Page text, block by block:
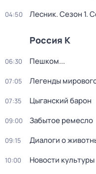
04:50 Лесник. Сезон 1.
Россия К
06:30 Пешком...
07:05 Легенды
07:35 Цыганский барон
09:00 Забытое ремесло
09:15 Диалоги о
10:00 Новости культуры